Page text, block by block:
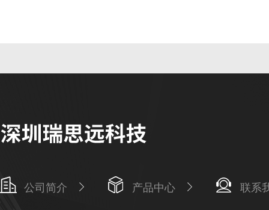
公司简介 产品中心 联系